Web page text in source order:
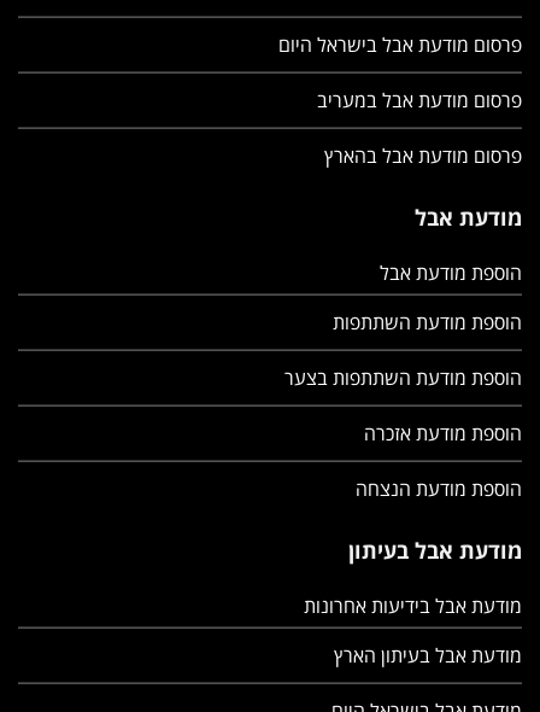
פרסום מודעת אבל בישראל היום
פרסום מודעת אבל במעריב
פרסום מודעת אבל בהארץ
מודעת אבל
הוספת מודעת אבל
הוספת מודעת השתתפות
הוספת מודעת השתתפות בצער
הוספת מודעת אזכרה
הוספת מודעת הנצחה
מודעת אבל בעיתון
מודעת אבל בידיעות אחרונות
מודעת אבל בעיתון הארץ